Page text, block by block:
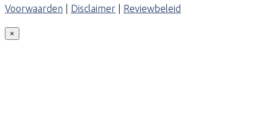
Voorwaarden
Disclaimer Reviewbeleid
×